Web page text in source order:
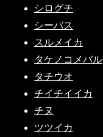
シログチ
シーバス
スルメイカ
タケノコメバル
タチウオ
チイチイイカ
チヌ
ツツイカ